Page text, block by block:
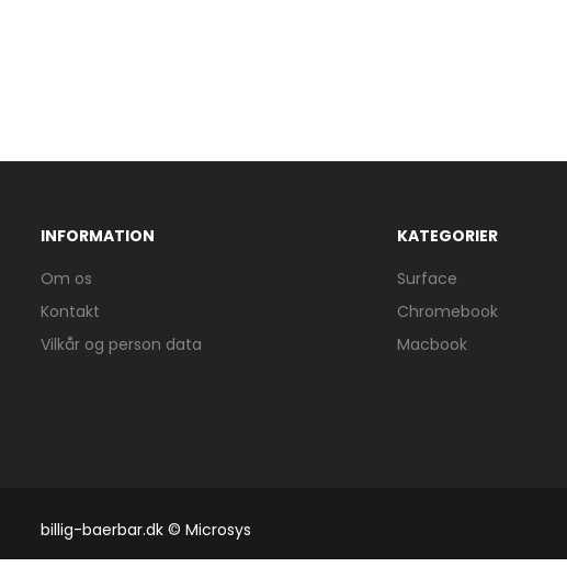
INFORMATION
Om os
Kontakt
Vilkår og person data
KATEGORIER
Surface
Chromebook
Macbook
billig-baerbar.dk © Microsys